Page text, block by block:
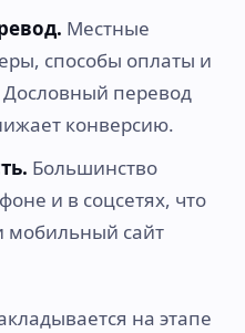
Местные
способы оплаты и
перевод
конверсию.
Большинство
и в соцсетях, что
мобильный сайт
на этапе